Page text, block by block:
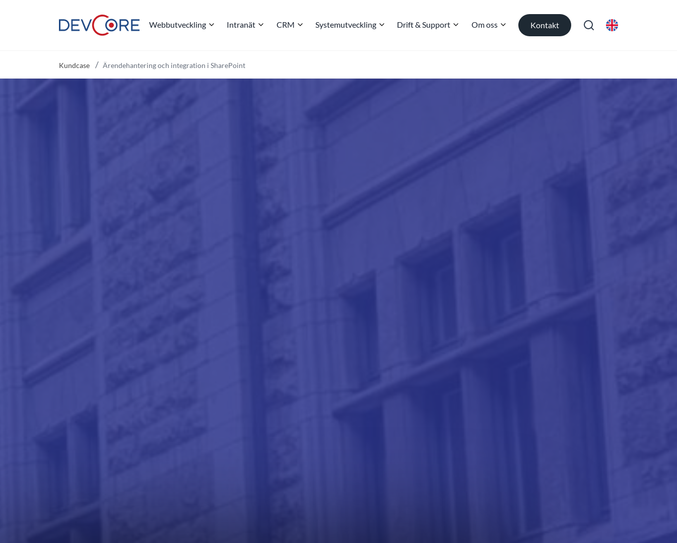
Webbutveckling Intranät CRM Systemutveckling Drift & Support Om oss Kontakt
Kundcase Ärendehantering och integration i SharePoint